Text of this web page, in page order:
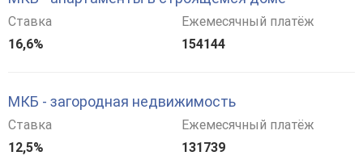
Ставка
16,6%
Ежемесячный платёж
154144
МКБ - загородная недвижимость
Ставка
12,5%
Ежемесячный платёж
131739